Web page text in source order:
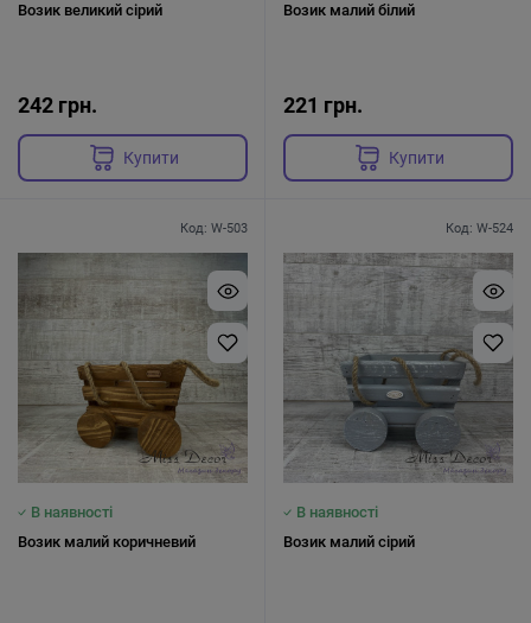
Возик великий сірий
242 грн.
Купити
Возик малий білий
221 грн.
Купити
Код: W-503
В наявності
Возик малий коричневий
Код: W-524
В наявності
Возик малий сірий